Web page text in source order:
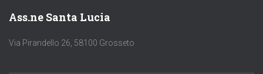
Ass.ne Santa Lucia
Via Pirandello 26, 58100 Grosseto